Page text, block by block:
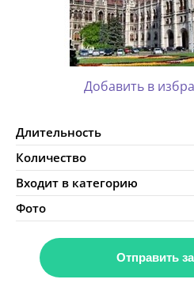
Добавить в
Длительность
Количество
Входит в категорию
Фото
Отправить